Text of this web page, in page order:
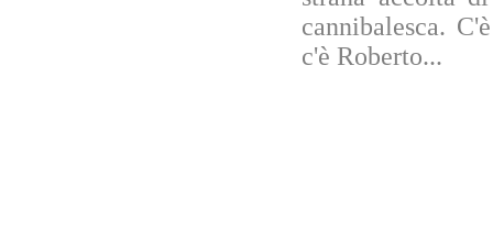
cannibalesca.
c'è Roberto...